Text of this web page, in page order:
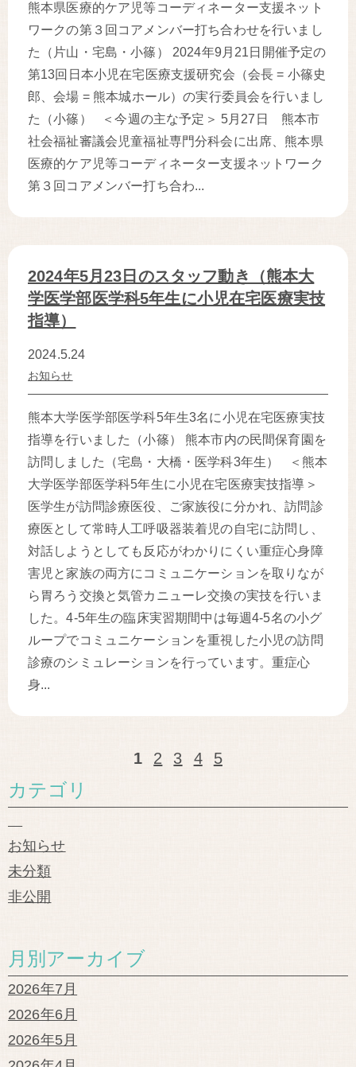
熊本県医療的ケア児等コーディネーター支援ネット
ワークの第３回コアメンバー打ち合わせを行いまし
た（片山・宅島・小篠） 2024年9月21日開催予定の
第13回日本小児在宅医療支援研究会（会長 = 小篠史
郎、会場 = 熊本城ホール）の実行委員会を行いまし
た（小篠） ＜今週の主な予定＞ 5月27日 熊本市
社会福祉審議会児童福祉専門分科会に出席、熊本県
医療的ケア児等コーディネーター支援ネットワーク
第３回コアメンバー打ち合わ...
2024年5月23日のスタッフ動き（熊本大
学医学部医学科5年生に小児在宅医療実技
指導）
2024.5.24
お知らせ
熊本大学医学部医学科5年生3名に小児在宅医療実技
指導を行いました（小篠） 熊本市内の民間保育園を
訪問しました（宅島・大橋・医学科3年生） ＜熊本
大学医学部医学科5年生に小児在宅医療実技指導＞
医学生が訪問診療医役、ご家族役に分かれ、訪問診
療医として常時人工呼吸器装着児の自宅に訪問し、
対話しようとしても反応がわかりにくい重症心身障
害児と家族の両方にコミュニケーションを取りなが
ら胃ろう交換と気管カニューレ交換の実技を行いま
した。4-5年生の臨床実習期間中は毎週4-5名の小グ
ループでコミュニケーションを重視した小児の訪問
診療のシミュレーションを行っています。重症心
身...
1 2 3 4 5
カテゴリ
お知らせ
未分類
非公開
月別アーカイブ
2026年7月
2026年6月
2026年5月